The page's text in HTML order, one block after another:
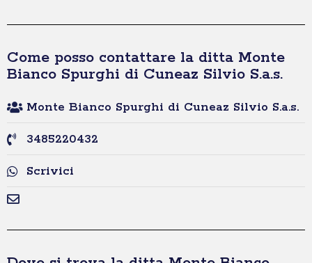
Come posso contattare la ditta Monte
Bianco Spurghi di Cuneaz Silvio S.a.s.
Monte Bianco Spurghi di Cuneaz Silvio S.a.s.
3485220432
Scrivici